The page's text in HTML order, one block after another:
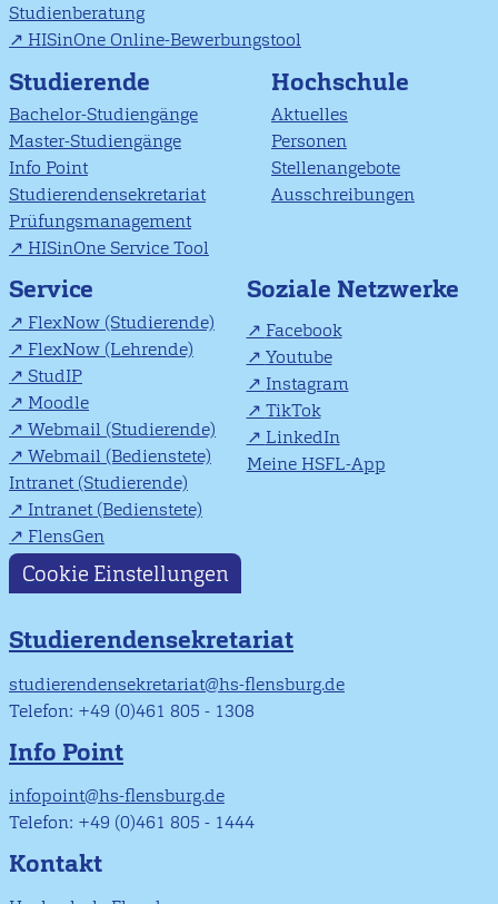
Studienberatung
HISinOne Online-Bewerbungstool
Studierende
Bachelor-Studiengänge
Master-Studiengänge
Info Point
Studierendensekretariat
Prüfungsmanagement
HISinOne Service Tool
Hochschule
Aktuelles
Personen
Stellenangebote
Ausschreibungen
Service
FlexNow (Studierende)
FlexNow (Lehrende)
StudIP
Moodle
Webmail (Studierende)
Webmail (Bedienstete)
Intranet (Studierende)
Intranet (Bedienstete)
FlensGen
Soziale Netzwerke
Facebook
Youtube
Instagram
TikTok
LinkedIn
Meine HSFL-App
Cookie Einstellungen
Studierendensekretariat
studierendensekretariat@hs-flensburg.de
Telefon: +49 (0)461 805 - 1308
Info Point
infopoint@hs-flensburg.de
Telefon: +49 (0)461 805 - 1444
Kontakt